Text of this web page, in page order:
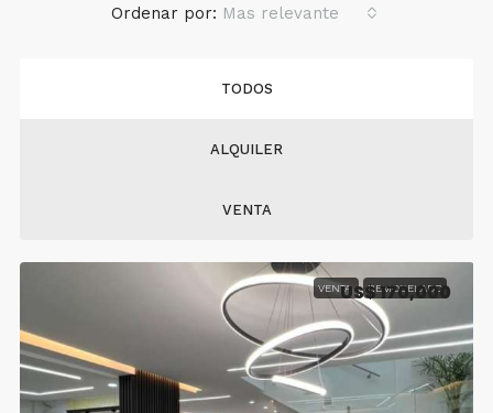
TODOS
ALQUILER
VENTA
Ordenar por: Mas relevante
VENTA REMODELADO
US$ 170,000